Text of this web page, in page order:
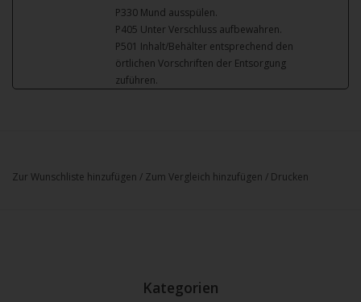
P330 Mund ausspülen.
P405 Unter Verschluss aufbewahren.
P501 Inhalt/Behälter entsprechend den
örtlichen Vorschriften der Entsorgung
zuführen.
Zur Wunschliste hinzufügen / Zum Vergleich hinzufügen / Drucken
Kategorien